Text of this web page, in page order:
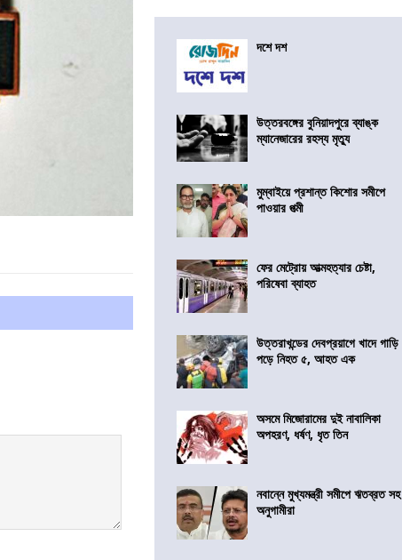
দশে দশ
উত্তরবঙ্গের বুনিয়াদপুরে ব্যাঙ্ক
ম্যানেজারের রহস্য মৃত্যু
মুম্বাইয়ে প্রশান্ত কিশোর সমীপে
পাওয়ার পত্মী
ফের মেট্রোয় আত্মহত্যার চেষ্টা,
পরিষেবা ব্যাহত
উত্তরাখন্ডের দেবপ্রয়াগে খাদে গাড়ি
পড়ে নিহত ৫, আহত এক
অসমে মিজোরামের দুই নাবালিকা
অপহরণ, ধর্ষণ, ধৃত তিন
নবান্নে মুখ্যমন্ত্রী সমীপে ঋতব্রত সহ
অনুগামীরা